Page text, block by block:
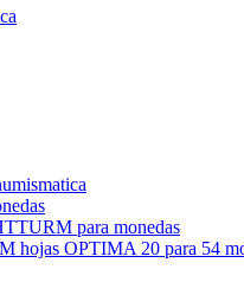
para monedas
hojas OPTIMA 20 para 54